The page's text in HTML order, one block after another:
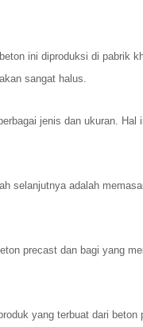
ini diproduksi di pabrik
sangat halus.
jenis dan ukuran.
selanjutnya adalah
precast dan bagi yang
yang terbuat dari